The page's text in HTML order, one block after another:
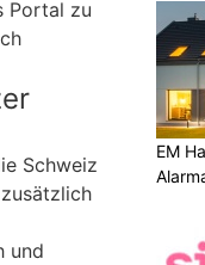
Portal zu
Schweiz
und
EM